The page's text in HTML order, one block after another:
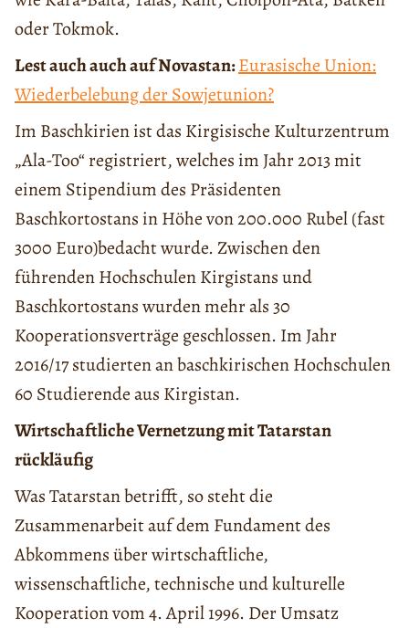
oder Tokmok.
Lest auch auch auf Novastan:Eurasische Union:
Wiederbelebung der Sowjetunion?
Im Baschkirien ist das Kirgisische Kulturzentrum
„Ala-Too“ registriert, welches im Jahr 2013 mit
einem Stipendium des Präsidenten
Baschkortostans in Höhe von 200.000 Rubel (fast
3000 Euro)bedacht wurde. Zwischen den
führenden Hochschulen Kirgistans und
Baschkortostans wurden mehr als 30
Kooperationsverträge geschlossen. Im Jahr
2016/17 studierten an baschkirischen Hochschulen
60 Studierende aus Kirgistan.
Wirtschaftliche Vernetzung mit Tatarstan
rückläufig
Was Tatarstan betrifft, so steht die
Zusammenarbeit auf dem Fundament des
Abkommens über wirtschaftliche,
wissenschaftliche, technische und kulturelle
Kooperation vom 4. April 1996. Der Umsatz